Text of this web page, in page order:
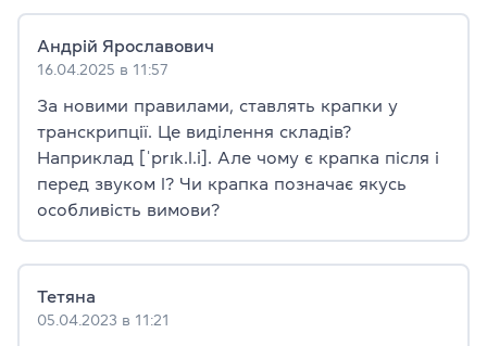
Андрій Ярославович
16.04.2025 в 11:57
За новими правилами, ставлять крапки у
транскрипції. Це виділення складів?
Наприклад [ˈprɪk.l.i]. Але чому є крапка після і
перед звуком l? Чи крапка позначає якусь
особливість вимови?
Тетяна
05.04.2023 в 11:21